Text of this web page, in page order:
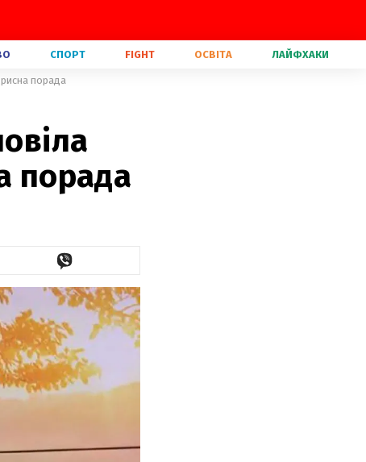
СПОРТ FIGHT ОСВІТА ЛАЙФХАКИ
порада
порада